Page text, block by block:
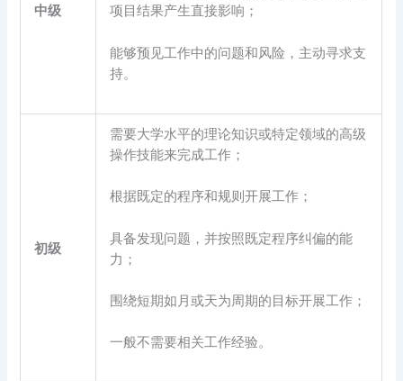
中级
项目结果产生直接影响；
能够预见工作中的问题和风险，主动寻求支
持。
初级
需要大学水平的理论知识或特定领域的高级
操作技能来完成工作；
根据既定的程序和规则开展工作；
具备发现问题，并按照既定程序纠偏的能
力；
围绕短期如月或天为周期的目标开展工作；
一般不需要相关工作经验。